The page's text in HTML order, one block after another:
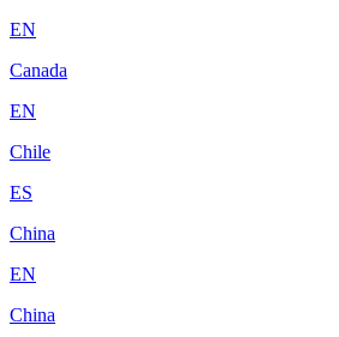
EN
Canada
EN
Chile
ES
China
EN
China